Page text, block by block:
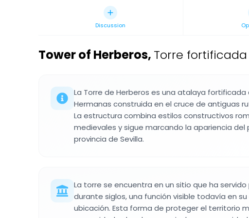
Discussion
Tower of Herberos, Torre
La Torre de Herberos es una atalaya fortificada
Hermanas construida en el cruce de antiguas
La estructura combina estilos constructivos
medievales y sigue marcando la apariencia del
provincia de Sevilla.
La torre se encuentra en un sitio que ha
durante siglos, una función visible todavía en su
ubicación. Esta forma de proteger el territorio